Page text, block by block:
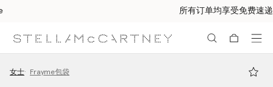
所有订单均享受免费速递服务
女士 Frayme包袋